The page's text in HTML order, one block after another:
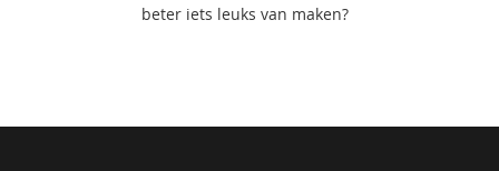
beter iets leuks van maken?